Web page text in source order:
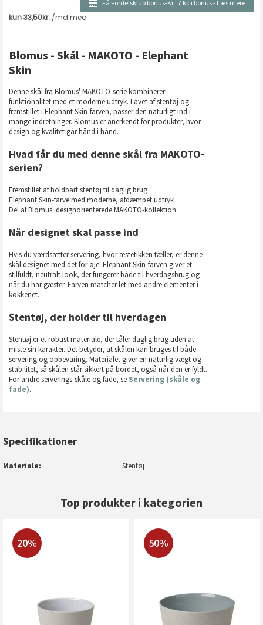
Få Fordelsklub bonus-Kr.: 7 kr. i bonus- Læs mere
Blomus - Skål - MAKOTO - Elephant
Skin
Denne skål fra Blomus' MAKOTO-serie kombinerer
funktionalitet med et moderne udtryk. Lavet af stentøj og
fremstillet i Elephant Skin-farven, passer den naturligt ind i
mange indretninger. Blomus er anerkendt for produkter, hvor
design og kvalitet går hånd i hånd.
Hvad får du med denne skål fra MAKOTO-
serien?
Fremstillet af holdbart stentøj til daglig brug
Elephant Skin-farve med moderne, afdæmpet udtryk
Del af Blomus' designorienterede MAKOTO-kollektion
Når designet skal passe ind
Hvis du værdsætter servering, hvor æstetikken tæller, er denne
skål designet med det for øje. Elephant Skin-farven giver et
stilfuldt, neutralt look, der fungerer både til hverdagsbrug og
når du har gæster. Farven matcher let med andre elementer i
køkkenet.
Stentøj, der holder til hverdagen
Stentøj er et robust materiale, der tåler daglig brug uden at
miste sin karakter. Det betyder, at skålen kan bruges til både
servering og opbevaring. Materialet giver en naturlig vægt og
stabilitet, så skålen står sikkert på bordet, også når den er fyldt.
For andre serverings-skåle og fade, se Servering (skåle og
fade).
Specifikationer
Materiale Stentøj
Top produkter i kategorien
20% 50%